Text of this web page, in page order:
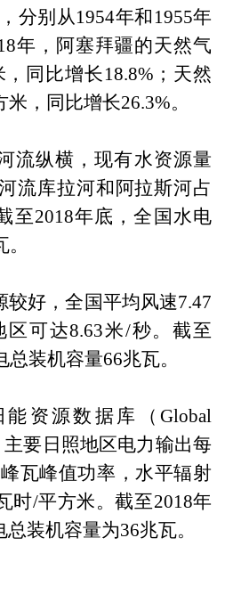
分别从1954年和 1955年
年，阿塞拜疆的天然气
，同比增长18.8% ；天然
米，同比增长26.3%。
流纵横，现有水资源量
流库拉河和阿拉斯河占
至2018年底，全国水电
较好，全国平均风速7.47
区可达8.63米/秒。截至
总装机容量66兆瓦。
资源数据库（ Global
要日照地区电力输出每
峰瓦峰值功率，水平辐射
时/平方米。截至2018年
总装机容量为36兆瓦。